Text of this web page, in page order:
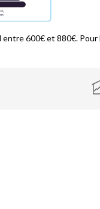
600€ et 880€.